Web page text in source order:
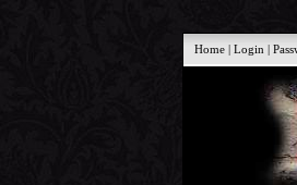
Home |Login |